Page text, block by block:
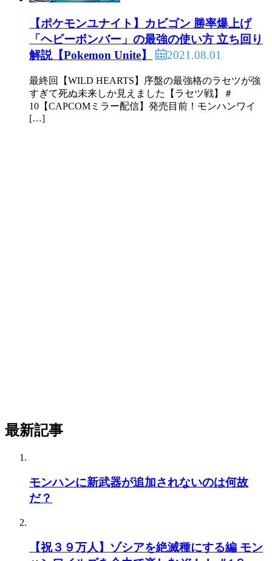
【ポケモンユナイト】カビゴン 勝率爆上げ
「ヘビーボンバー」の最強の使い方 立ち回り
解説【Pokemon Unite】
2021.08.01
最終回【WILD HEARTS】序盤の最強格のラセツが強
すぎて死ぬ未来しか見えました【ラセツ戦】＃
10【CAPCOMミラー配信】発売目前！モンハンワイ
[…]
最新記事
モンハンに新武器が追加されないのは何故
だ？
【祝３９万人】ゾシアを絶滅種にする編 モン